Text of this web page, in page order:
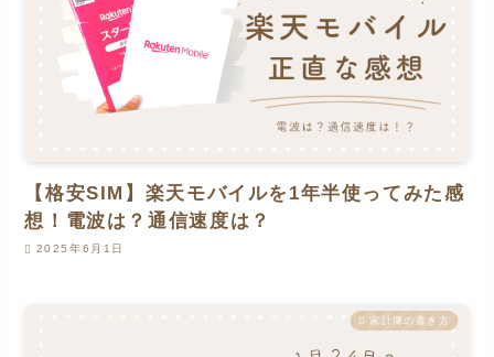
【格安SIM】楽天モバイルを1年半使ってみた感
想！電波は？通信速度は？
2025年6月1日
家計簿の書き方